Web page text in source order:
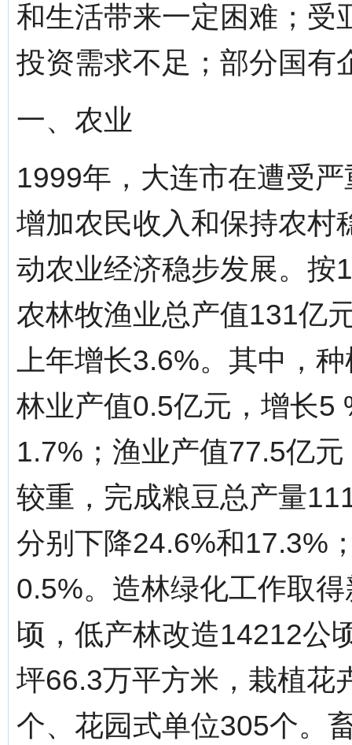
和生活带来一定困难；受
投资需求不足；部分国有
一、农业
1999年，大连市在遭受
增加农民收入和保持农村
动农业经济稳步发展。按
农林牧渔业总产值131亿
上年增长3.6%。其中，
林业产值0.5亿元，增长5
1.7%；渔业产值77.5亿
较重，完成粮豆总产量
分别下降24.6%和17.3%
0.5%。造林绿化工作取
顷，低产林改造14212公
坪66.3万平方米，栽植花
个、花园式单位305个。